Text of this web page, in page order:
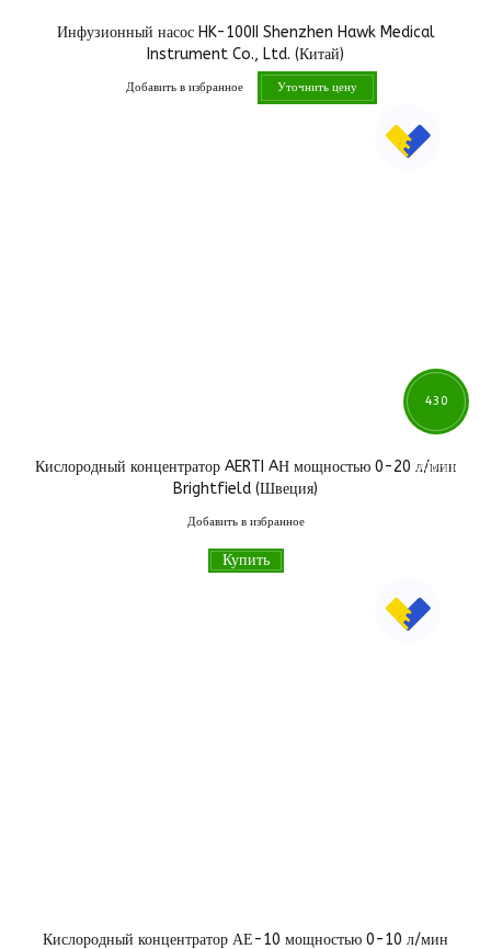
Инфузионный насос HK-100II Shenzhen Hawk Medical
Instrument Co., Ltd. (Китай)
Добавить в избранное Уточнить цену
Кислородный концентратор AERTI AН мощностью 0-20 л/мин
Brightfield (Швеция)
Добавить в избранное
430
000грн
Купить
Кислородный концентратор АЕ-10 мощностью 0-10 л/мин